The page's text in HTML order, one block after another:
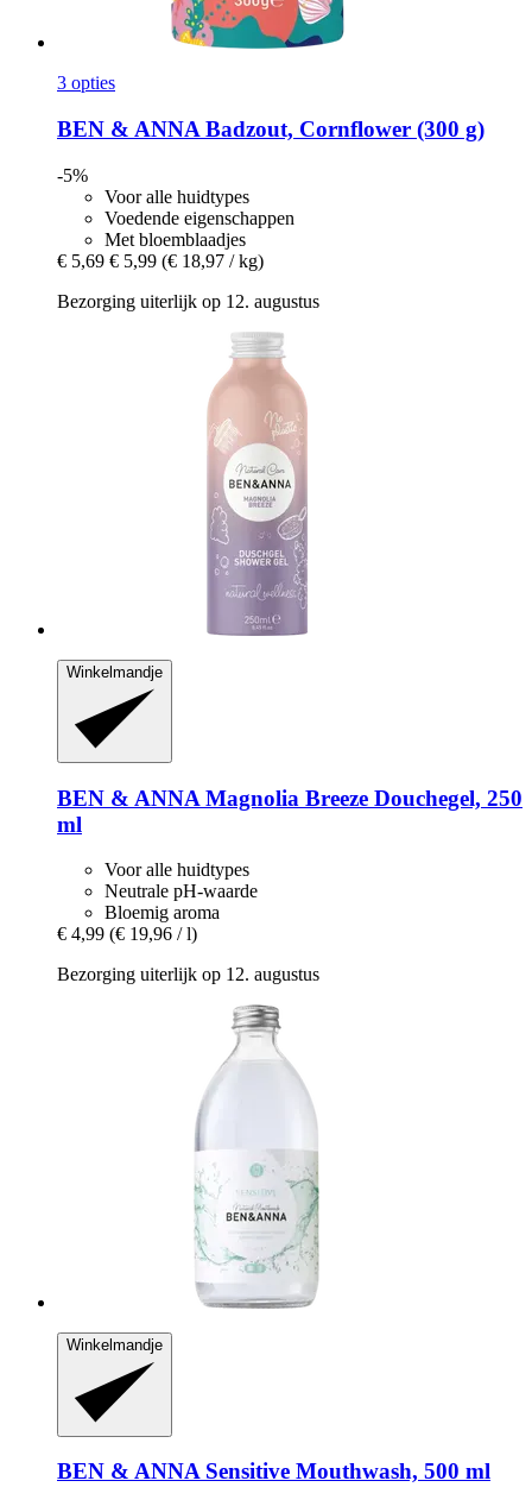
3 opties
BEN & ANNA Badzout, Cornflower (300 g)
-5%
Voor alle huidtypes
Voedende eigenschappen
Met bloemblaadjes
€ 5,69 € 5,99 (€ 18,97 / kg)
Bezorging uiterlijk op 12. augustus
Winkelmandje
BEN & ANNA Magnolia Breeze Douchegel, 250
ml
Voor alle huidtypes
Neutrale pH-waarde
Bloemig aroma
€ 4,99 (€ 19,96 / l)
Bezorging uiterlijk op 12. augustus
Winkelmandje
BEN & ANNASensitive Mouthwash, 500 ml